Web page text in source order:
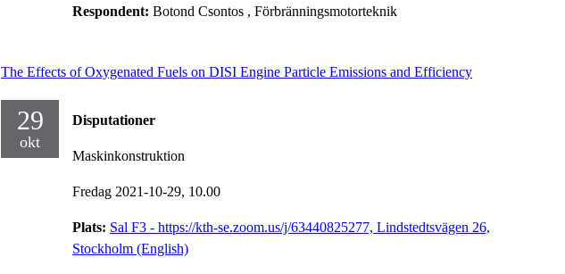
Respondent: Botond Csontos , Förbränningsmotorteknik
The Effects of Oxygenated Fuels on DISI Engine Particle Emissions and Efficiency
29
okt
Disputationer
Maskinkonstruktion
Fredag 2021-10-29, 10.00
Plats: Sal F3 - https://kth-se.zoom.us/j/63440825277, Lindstedtsvägen 26,
Stockholm (English)